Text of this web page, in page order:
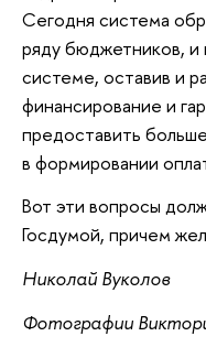
Сегодня система
ряду бюджетников,
системе, оставив и
финансирование и
предоставить
в формировании
Вот эти вопросы
Госдумой, причем
Николай Вуколов
Фотографии